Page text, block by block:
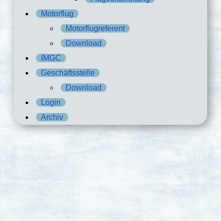
Motorflug
Motorflugreferent
Download
IMGC
Geschäftsstelle
Download
Login
Archiv